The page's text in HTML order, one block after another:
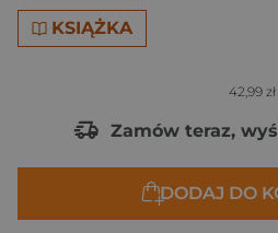
KSIĄŻKA
42,99 zł
Zamów teraz,
DODAJ DO